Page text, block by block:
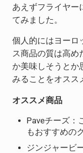
あえずフライヤー
てみました。
個人的にはヨーロ
ス商品の質は高め
か美味しそうとか
みることをオスス
オススメ商品
Paveチーズ：
もおすすめの
ジンジャービ